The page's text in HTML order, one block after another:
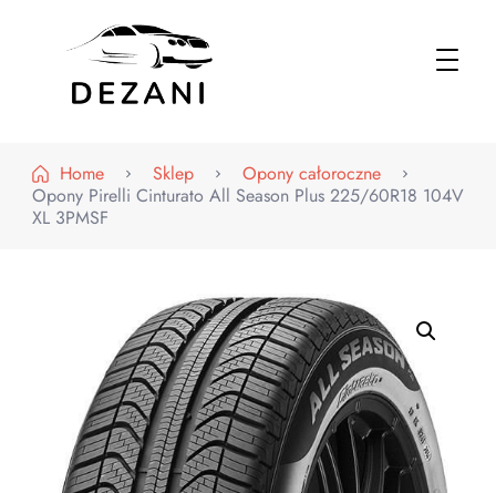
Home
Sklep
Opony całoroczne
Opony Pirelli Cinturato All Season Plus 225/60R18 104V
XL 3PMSF